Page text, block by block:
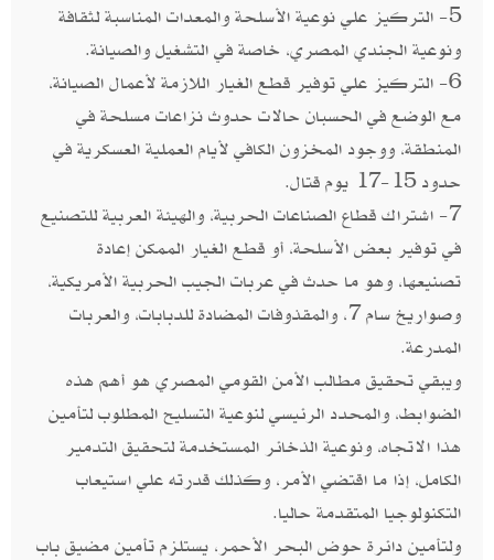
5- التركيز علي نوعية الأسلحة والمعدات المناسبة لثقافة
ونوعية الجندي المصري، خاصة في التشغيل والصيانة.
6- التركيز علي توفير قطع الغيار اللازمة لأعمال الصيانة،
مع الوضع في الحسبان حالات حدوث نزاعات مسلحة في
المنطقة، ووجود المخزون الكافي لأيام العملية العسكرية في
حدود 15-17 يوم قتال.
7- اشتراك قطاع الصناعات الحربية، والهيئة العربية للتصنيع
في توفير بعض الأسلحة، أو قطع الغيار الممكن إعادة
تصنيعها، وهو ما حدث في عربات الجيب الحربية الأمريكية،
وصواريخ سام 7، والمقذوفات المضادة للدبابات، والعربات
المدرعة.
ويبقي تحقيق مطالب الأمن القومي المصري هو أهم هذه
الضوابط، والمحدد الرئيسي لنوعية التسليح المطلوب لتأمين
هذا الاتجاه، ونوعية الذخائر المستخدمة لتحقيق التدمير
الكامل، إذا ما اقتضي الأمر، وكذلك قدرته علي استيعاب
التكنولوجيا المتقدمة حاليا.
ولتأمين دائرة حوض البحر الأحمر، يستلزم تأمين مضيق باب